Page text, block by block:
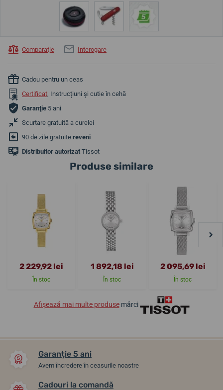
Comparaţie Interogare
Cadou pentru un ceas
Certificat, Instrucțiuni și cutie în cehă
Garanţie 5 ani
Scurtare gratuită a curelei
90 de zile gratuite reveni
Distribuitor autorizat Tissot
Produse similare
2 229,92 lei
În stoc
1 892,18 lei
În stoc
2 095,69 lei
În stoc
Afișează mai multe produsemărci
Garanție 5 ani
Avem încredere în ceasurile noastre
Cadouri la comandă